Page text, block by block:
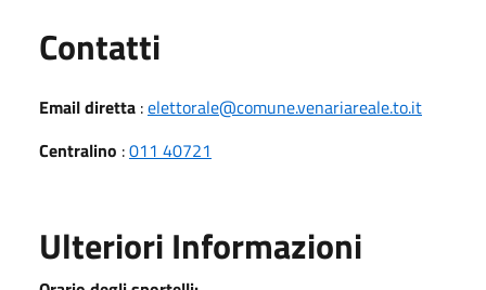
Contatti
Email diretta :elettorale@comune.venariareale.to.it
Centralino :011 40721
Ulteriori Informazioni